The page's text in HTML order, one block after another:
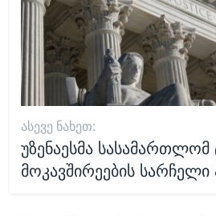
ᲐᲡᲔᲕᲔ ᲜᲐᲮᲔᲗ:
უზენაესმა სასამართლომ
მოკავშირეების